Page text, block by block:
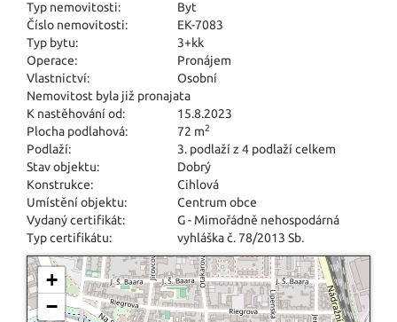
Typ nemovitosti:
Byt
Číslo nemovitosti:
EK-7083
Typ bytu:
3+kk
Operace:
Pronájem
Vlastnictví:
Osobní
Nemovitost byla již pronajata
K nastěhování od:
15.8.2023
Plocha podlahová:
72 m2
Podlaží:
3. podlaží z 4 podlaží celkem
Stav objektu:
Dobrý
Konstrukce:
Cihlová
Umístění objektu:
Centrum obce
Vydaný certifikát:
G - Mimořádně nehospodárná
Typ certifikátu:
vyhláška č. 78/2013 Sb.
+
−